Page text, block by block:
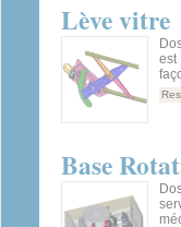
Lève vitre
est
Base